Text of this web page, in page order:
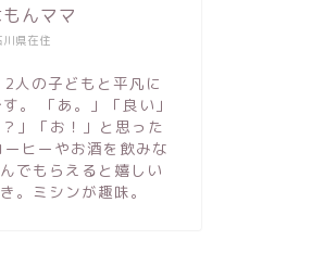
川県在住
んママ
人の子どもと平凡に
。 「あ。」「良い」
」「お！」と思った
ヒーやお酒を飲みな
でもらえると嬉しい
。ミシンが趣味。